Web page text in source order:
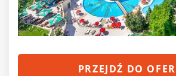
PRZEJDŹ DO